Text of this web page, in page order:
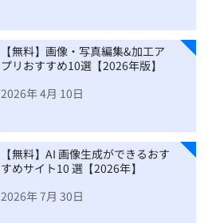
【無料】画像・写真編集&加工ア
プリおすすめ10選【2026年版】
2026年 4月 10日
【無料】AI 画像生成ができるおす
すめサイト10 選【2026年】
2026年 7月 30日